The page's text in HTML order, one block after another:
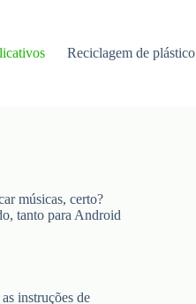
Reciclagem de plástico
músicas, certo?
tanto para Android
instruções de